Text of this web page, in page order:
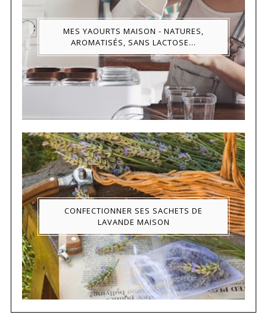
MES YAOURTS MAISON - NATURES,
AROMATISÉS, SANS LACTOSE...
CONFECTIONNER SES SACHETS DE
LAVANDE MAISON